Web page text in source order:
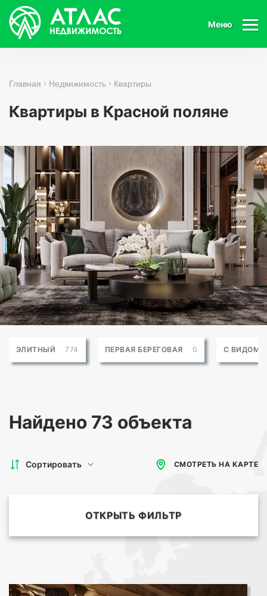
Меню
Главная Недвижимость Квартиры
Квартиры в Красной поляне
ЭЛИТНЫЙ 774 ПЕРВАЯ БЕРЕГОВАЯ 0 С ВИДОМ
Найдено 73 объекта
Сортировать СМОТРЕТЬ НА КАРТЕ
ОТКРЫТЬ ФИЛЬТР